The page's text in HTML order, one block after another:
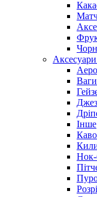
Інше
Нок-